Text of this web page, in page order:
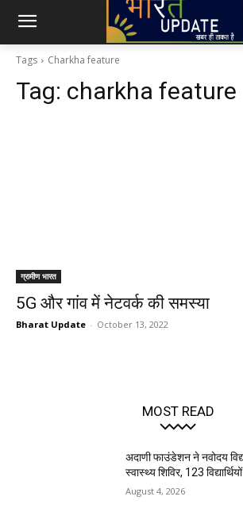
Tags Charkha feature
Tag: charkha feature
ग्रामीण भारत
5G और गांव में नेटवर्क की समस्या
Bharat Update - October 13, 2022
MOST READ
अदाणी फाउंडेशन ने नवोदय
स्वास्थ्य शिविर, 123
August 4, 2026